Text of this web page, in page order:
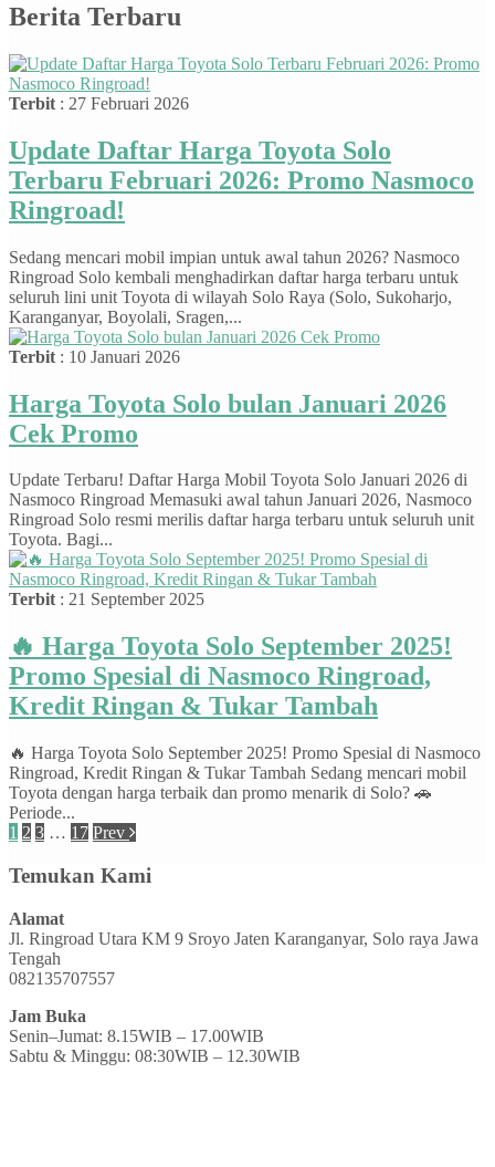
Berita Terbaru
Terbit : 27 Februari 2026
Update Daftar Harga Toyota Solo
Terbaru Februari 2026: Promo Nasmoco
Ringroad!
Sedang mencari mobil impian untuk awal tahun 2026? Nasmoco
Ringroad Solo kembali menghadirkan daftar harga terbaru untuk
seluruh lini unit Toyota di wilayah Solo Raya (Solo, Sukoharjo,
Karanganyar, Boyolali, Sragen,...
Terbit : 10 Januari 2026
Harga Toyota Solo bulan Januari 2026
Cek Promo
Update Terbaru! Daftar Harga Mobil Toyota Solo Januari 2026 di
Nasmoco Ringroad Memasuki awal tahun Januari 2026, Nasmoco
Ringroad Solo resmi merilis daftar harga terbaru untuk seluruh unit
Toyota. Bagi...
Terbit: 21 September 2025
🔥 Harga Toyota Solo September 2025!
Promo Spesial di Nasmoco Ringroad,
Kredit Ringan & Tukar Tambah
🔥 Harga Toyota Solo September 2025! Promo Spesial di Nasmoco
Ringroad, Kredit Ringan & Tukar Tambah Sedang mencari mobil
Toyota dengan harga terbaik dan promo menarik di Solo? 🚗
Periode...
1 2 3 … 17 Prev
Temukan Kami
Alamat
Jl. Ringroad Utara KM 9 Sroyo Jaten Karanganyar, Solo raya Jawa
Tengah
082135707557
Jam Buka
Senin–Jumat: 8.15WIB – 17.00WIB
Sabtu & Minggu: 08:30WIB – 12.30WIB